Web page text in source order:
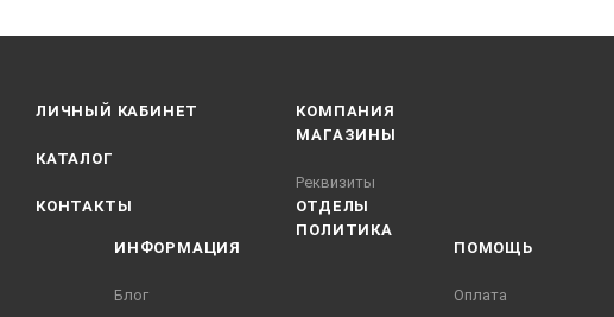
ЛИЧНЫЙ КАБИНЕТ
КАТАЛОГ
КОНТАКТЫ
КОМПАНИЯ
МАГАЗИНЫ
Реквизиты
ОТДЕЛЫ
ПОЛИТИКА
ИНФОРМАЦИЯ
Блог
ПОМОЩЬ
Оплата